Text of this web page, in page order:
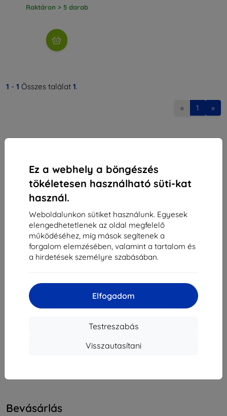
Ez a webhely a böngészés
tökéletesen használható süti-kat
használ.
Weboldalunkon sütiket használunk. Egyesek
elengedhetetlenek az oldal megfelelő
működéséhez, míg mások segítenek a
forgalom elemzésében, valamint a tartalom és
a hirdetések személyre szabásában.
Elfogadom
Testreszabás
Visszautasítani
Raktáron > 5 darab
1 - 1 Összes találat 1.
« 1 »
Shield-Sk s.r.o.
Rudolf Mocka utca 3750/2A
841 04 Bratislava
Cégjegyzékszám:46701494
ÁFA-azonosító:SK2023549671
info@top4mobile.eu
Bevásárlás